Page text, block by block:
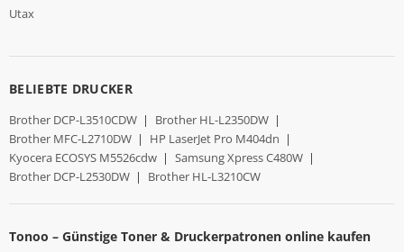
Utax
BELIEBTE DRUCKER
Brother DCP-L3510CDW | Brother HL-L2350DW |
Brother MFC-L2710DW | HP LaserJet Pro M404dn |
Kyocera ECOSYS M5526cdw | Samsung Xpress C480W |
Brother DCP-L2530DW | Brother HL-L3210CW
Tonoo – Günstige Toner & Druckerpatronen online kaufen